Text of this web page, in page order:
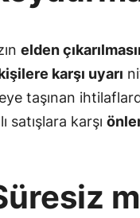
elden
karşı uyarı
taşınan
satışlara karşı